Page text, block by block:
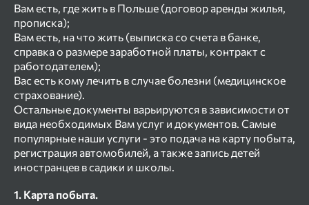
Вам есть, где жить в Польше (договор аренды жилья,
прописка);
Вам есть, на что жить (выписка со счета в банке,
справка о размере заработной платы, контракт с
работодателем);
Вас есть кому лечить в случае болезни (медицинское
страхование).
Остальные документы варьируются в зависимости от
вида необходимых Вам услуг и документов. Самые
популярные наши услуги - это подача на карту побыта,
регистрация автомобилей, а также запись детей
иностранцев в садики и школы.
1. Карта побыта.